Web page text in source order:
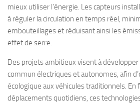
mieux utiliser l’énergie. Les capteurs
à réguler la circulation en temps réel,
embouteillages et réduisant ainsi les
effet de serre.
Des projets ambitieux visent à
commun électriques et autonomes, afin
écologique aux véhicules traditionnels. En
déplacements quotidiens, ces